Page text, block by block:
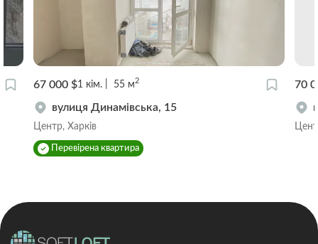
67 000 $1 кім. 55 м2
вулиця Динамівська, 15
Центр, Харків
Перевірена квартира
70